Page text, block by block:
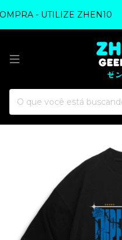
- UTILIZE ZHEN10